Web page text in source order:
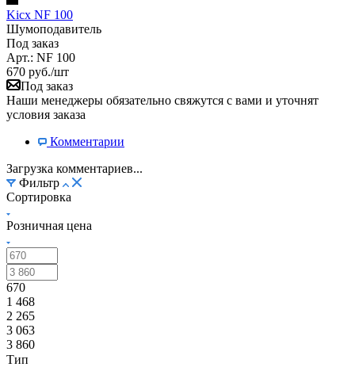
Kicx NF 100
Шумоподавитель
Под заказ
Арт.: NF 100
670 руб./шт
Под заказ
Наши менеджеры обязательно свяжутся с вами и уточнят
условия заказа
Комментарии
Загрузка комментариев...
Фильтр
Сортировка
Розничная цена
670
1 468
2 265
3 063
3 860
Тип